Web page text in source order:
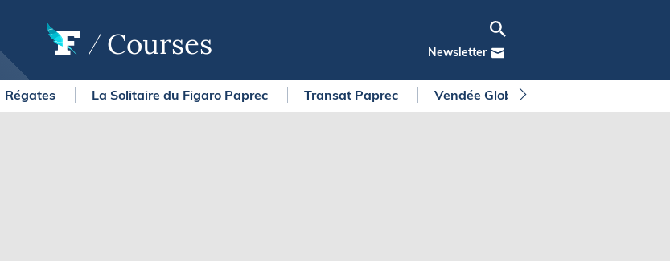
Courses Newsletter
Régates La Solitaire du Figaro Paprec Transat Paprec Vendée Globe